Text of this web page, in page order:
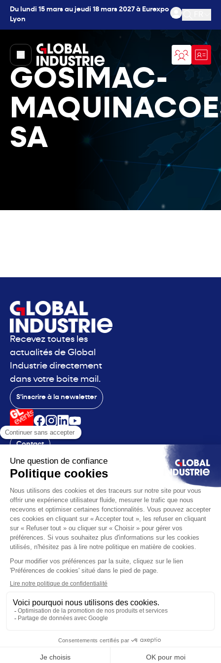
Du lundi 15 mars au jeudi 18 mars 2027 à Eurexpo
Lyon
Ouvrir
page.home
GOSIMAC-
SA
Recevez toutes les
actualités de Global
Industrie directement
dans votre boite mail.
S'inscrire à la newsletter
Contact
Le salon
La voix
Vous êtes
Les solutions
L'actualité
Infos pratiques